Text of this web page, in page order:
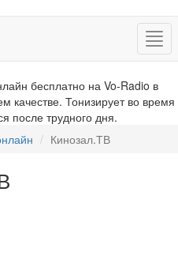
бесплатно на Vo-Radio в
Тонизирует во время
после трудного дня.
Кинозал.ТВ